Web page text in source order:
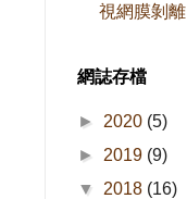
視網膜剝離
網誌存檔
► 2020 (5)
► 2019 (9)
▼ 2018 (16)